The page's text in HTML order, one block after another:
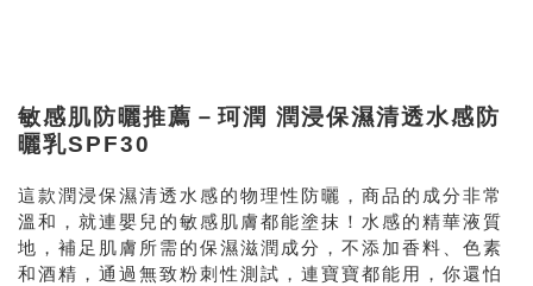
敏感肌防曬推薦－珂潤 潤浸保濕清透水感防
曬乳SPF30
這款潤浸保濕清透水感的物理性防曬，商品的成分非常
溫和，就連嬰兒的敏感肌膚都能塗抹！水感的精華液質
地，補足肌膚所需的保濕滋潤成分，不添加香料、色素
和酒精，通過無致粉刺性測試，連寶寶都能用，你還怕